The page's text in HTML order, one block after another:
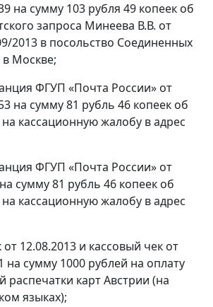
на сумму 103 рубля 49 копеек об
запроса Минеева В.В. от
2013 в посольство Соединенных
Москве;
ФГУП «Почта России» от
на сумму 81 рубль 46 копеек об
кассационную жалобу в адрес
ФГУП «Почта России» от
сумму 81 рубль 46 копеек об
кассационную жалобу в адрес
12.08.2013 и кассовый чек от
на сумму 1000 рублей на оплату
распечатки карт Австрии (на
языках);